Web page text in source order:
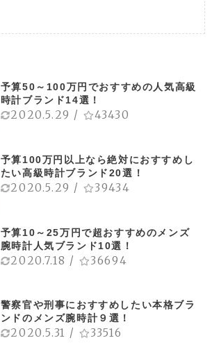
予算50～100万円でおすすめの人気高級
時計ブランド14選！
2020.5.29 / 43430
予算100万円以上なら絶対におすすめし
たい高級時計ブランド20選！
2020.5.29 / 39434
予算10～25万円で超おすすめのメンズ
腕時計人気ブランド10選！
2020.7.18 / 36694
警察官や刑事におすすめしたい本格ブラ
ンドのメンズ腕時計９選！
2020.5.31 / 33516